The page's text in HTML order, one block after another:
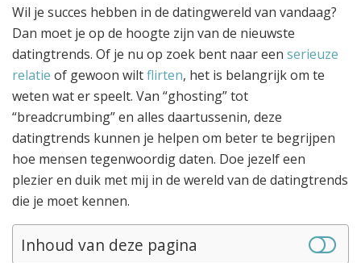
Wil je succes hebben in de datingwereld van vandaag?
Dan moet je op de hoogte zijn van de nieuwste
datingtrends. Of je nu op zoek bent naar een serieuze
relatie of gewoon wiltflirten, het is belangrijk om te
weten wat er speelt. Van “ghosting” tot
“breadcrumbing” en alles daartussenin, deze
datingtrends kunnen je helpen om beter te begrijpen
hoe mensen tegenwoordig daten. Doe jezelf een
plezier en duik met mij in de wereld van de datingtrends
die je moet kennen.
Inhoud van deze pagina